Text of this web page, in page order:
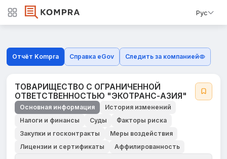
Рус
Отчёт Kompra Справка eGov Следить за компанией
ТОВАРИЩЕСТВО С ОГРАНИЧЕННОЙ
ОТВЕТСТВЕННОСТЬЮ "ЭКОТРАНС-АЗИЯ"
Основная информация
История изменений
Налоги и финансы
Суды
Факторы риска
Закупки и госконтракты
Меры воздействия
Лицензии и сертификаты
Аффилированность